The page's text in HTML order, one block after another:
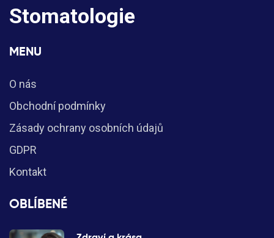
Stomatologie
MENU
O nás
Obchodní podmínky
Zásady ochrany osobních údajů
GDPR
Kontakt
OBLÍBENÉ